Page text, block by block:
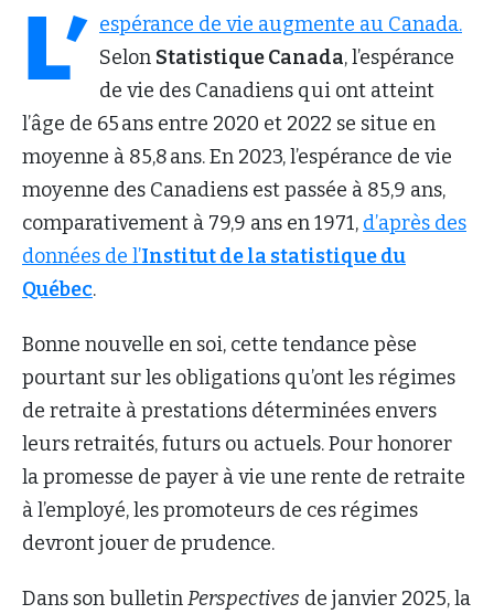
L’ espérance de vie augmente au Canada.
Selon Statistique Canada, l’espérance
de vie des Canadiens qui ont atteint
l’âge de 65 ans entre 2020 et 2022 se situe en
moyenne à 85,8 ans. En 2023, l’espérance de vie
moyenne des Canadiens est passée à 85,9 ans,
comparativement à 79,9 ans en 1971, d’après des
données de l’Institut de la statistique du
Québec.
Bonne nouvelle en soi, cette tendance pèse
pourtant sur les obligations qu’ont les régimes
de retraite à prestations déterminées envers
leurs retraités, futurs ou actuels. Pour honorer
la promesse de payer à vie une rente de retraite
à l’employé, les promoteurs de ces régimes
devront jouer de prudence.
Dans son bulletinPerspectives de janvier 2025, la